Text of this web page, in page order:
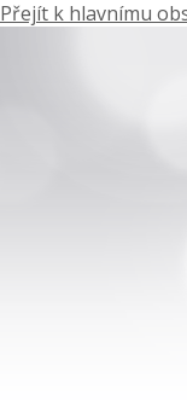
Přejít k hlavnímu